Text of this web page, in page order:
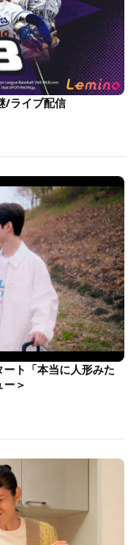
/ライブ配信
ト「本当に人形みた
＞